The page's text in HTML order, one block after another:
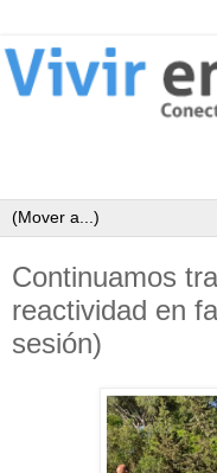
Continuamos
reactividad en
sesión)